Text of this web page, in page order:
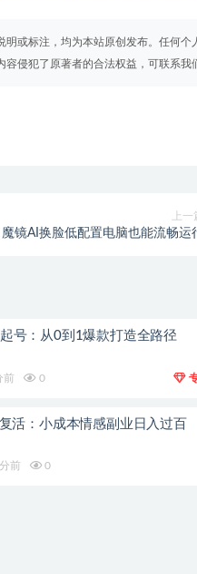
明或标注，均为本站原创发布。任何
侵犯了原著者的合法权益，可联系我
上一
魔镜AI换脸低配置电脑也能流畅运
号：从0到1爆款打造全路径
前 0
活：小成本情感副业日入过百
前 0